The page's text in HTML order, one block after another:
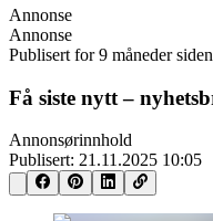
Annonse
Annonse
Publisert for 9 måneder siden
Få siste nytt –
Annonsørinnhold
Publisert: 21.11.2025 10:05